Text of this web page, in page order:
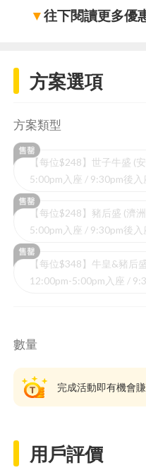
▼往下閱讀更多優
方案選項
方案類型
【每位$248】世子牛盛 (
5:00pm入座 / 9:30pm後入
【每位$248】豬后盛 (濟
5:00pm入座 / 9:30pm後入
【每位$348】牛皇&豬后
12:00pm-5:00pm入座 /
數量
完成活動即有機會
用戶評價